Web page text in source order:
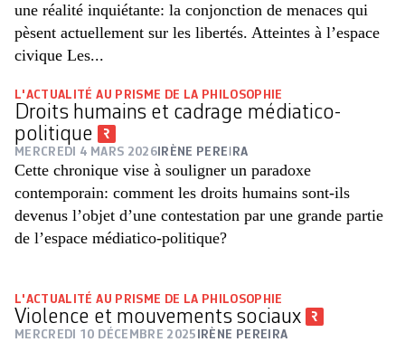
une réalité inquiétante: la conjonction de menaces qui
pèsent actuellement sur les libertés. Atteintes à l’espace
civique Les...
L'ACTUALITÉ AU PRISME DE LA PHILOSOPHIE
Droits humains et cadrage médiatico-
politique
MERCREDI 4 MARS 2026 IRÈNE PEREIRA
Cette chronique vise à souligner un paradoxe
contemporain: comment les droits humains sont-ils
devenus l’objet d’une contestation par une grande partie
de l’espace médiatico-politique?
L'ACTUALITÉ AU PRISME DE LA PHILOSOPHIE
Violence et mouvements sociaux
MERCREDI 10 DÉCEMBRE 2025 IRÈNE PEREIRA